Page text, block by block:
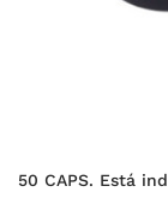
50 CAPS. Está